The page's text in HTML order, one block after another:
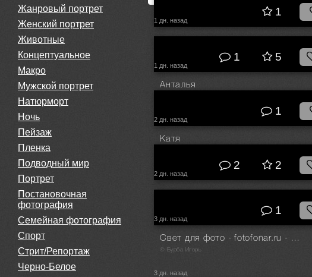
Жанровый портрет
Женский портрет
Животные
Концептуальное
Макро
Мужской портрет
Натюрморт
Ночь
Пейзаж
Пленка
Подводный мир
Портрет
Постановочная
фотография
Семейная фотография
Спорт
Стрит/Репортаж
Черно-Белое
1 дн. назад
1
1 дн. назад
1 5
Анталья
2 дн. назад
1
Катя
2 дн. назад
2 2
3 дн. назад
1
Свет для фото - fotofonar.ru - Скидка 10% промокод: ЛЕТО
© Бурба Игорь
3 дн. назад